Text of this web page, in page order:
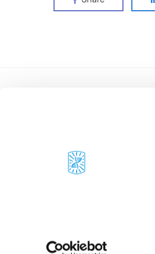
C/Baldiri Reixac, 4-12 i 15